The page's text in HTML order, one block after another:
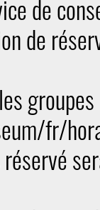
de
de
fr/